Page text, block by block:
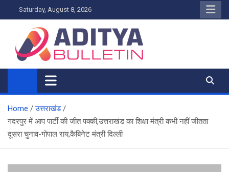
to
Saturday, August 8, 2026
Home
उत्तराखंड
गदरपुर में आप पार्टी की जीत पक्की,उत्तराखंड का शिक्षा मंत्री कभी नहीं जीतता
दूसरा चुनाव-गोपाल राय,कैबिनेट मंत्री दिल्ली